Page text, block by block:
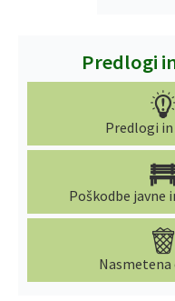
Predlogi
Predlogi
Poškodbe